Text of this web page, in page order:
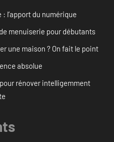
l’apport du numérique
menuiserie pour débutants
une maison ? On fait le point
absolue
rénover intelligemment